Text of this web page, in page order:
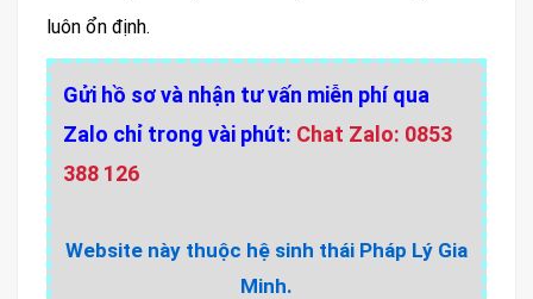
luôn ổn định.
Gửi hồ sơ và nhận tư vấn miễn phí qua
Zalo chỉ trong vài phút: Chat Zalo: 0853
388 126
Website này thuộc hệ sinh thái Pháp Lý Gia
Minh.